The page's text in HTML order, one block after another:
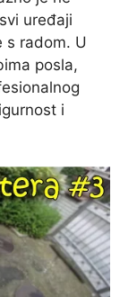
uređaji
s radom. U
posla,
i